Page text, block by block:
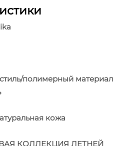
полимерный материал
кожа
КОЛЛЕКЦИЯ ЛЕТНЕЙ